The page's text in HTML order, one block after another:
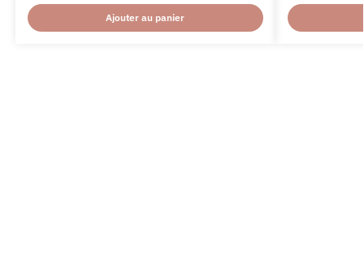
Ajouter au panier